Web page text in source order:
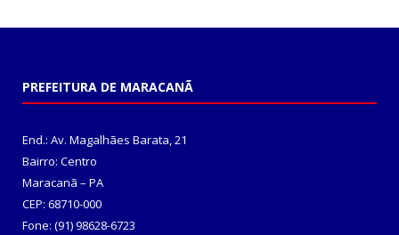
PREFEITURA DE MARACANÃ
End.: Av. Magalhães Barata, 21
Bairro: Centro
Maracanã – PA
CEP: 68710-000
Fone: (91) 98628-6723